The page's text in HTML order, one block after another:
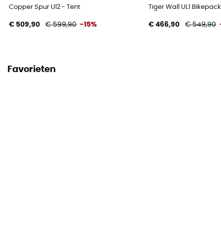
Nylon ripstop 7D
Bodemmaterialen
Grondzeil
Copper Spur Ul2 - Tent
€ 509,90 € 599,90 -15%
Tiger Wall UL1
€ 466,90 € 549,90
Favorieten